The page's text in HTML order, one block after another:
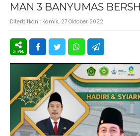
MAN 3 BANYUMAS
Diterbitkan : Kamis, 27 Oktober 2022